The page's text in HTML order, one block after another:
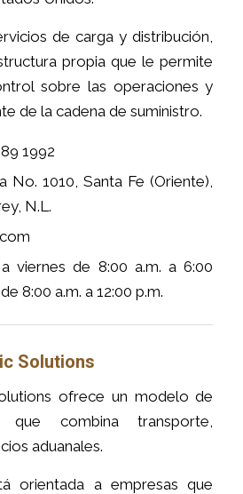
de carga y distribución,
propia que le permite
sobre las operaciones y
de la cadena de suministro.
1992
No. 1010, Santa Fe (Oriente),
N.L.
viernes de 8:00 a.m. a 6:00
8:00 a.m. a 12:00 p.m.
Solutions
ofrece un modelo de
que combina transporte,
aduanales.
orientada a empresas que